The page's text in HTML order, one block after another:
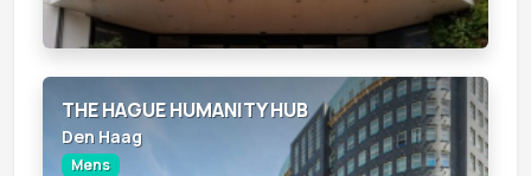
THE HAGUE HUMANITY HUB
Den Haag
Mens